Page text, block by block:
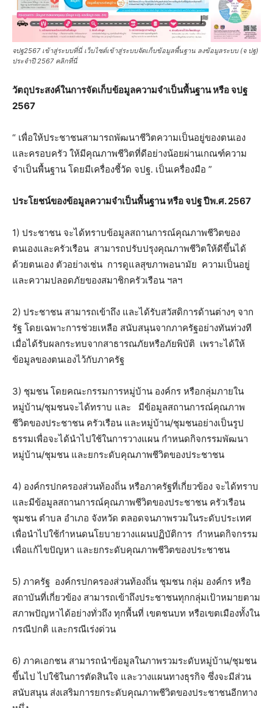
จปฐ2567 เข้าสู่ระบบที่นี่ เว็บไซต์เข้าสู่ระบบจัดเก็บข้อมูลพื้นฐาน ลงข้อมูลระบบ (จ ปฐ)
ประจำปี 2567 คลิกที่นี่
วัตถุประสงค์ในการจัดเก็บข้อมูลความจำเป็นพื้นฐาน หรือ จปฐ
2567
“ เพื่อให้ประชาชนสามารถพัฒนาชีวิตความเป็นอยู่ของตนเอง
และครอบครัว ให้มีคุณภาพชีวิตที่ดีอย่างน้อยผ่านเกณฑ์ความ
จำเป็นพื้นฐาน โดยมีเครื่องชี้วัด จปฐ. เป็นเครื่องมือ ”
ประโยชน์ของข้อมูลความจำเป็นพื้นฐาน หรือ จปฐ ปีพ.ศ. 2567
1) ประชาชน จะได้ทราบข้อมูลสถานการณ์คุณภาพชีวิตของ
ตนเองและครัวเรือน สามารถปรับปรุงคุณภาพชีวิตให้ดีขึ้นได้
ด้วยตนเอง ตัวอย่างเช่น การดูแลสุขภาพอนามัย ความเป็นอยู่
และความปลอดภัยของสมาชิกครัวเรือน ฯลฯ
2) ประชาชน สามารถเข้าถึง และได้รับสวัสดิการด้านต่างๆ จาก
รัฐ โดยเฉพาะการช่วยเหลือ สนับสนุนจากภาครัฐอย่างทันท่วงที
เมื่อได้รับผลกระทบจากสาธารณภัยหรือภัยพิบัติ เพราะได้ให้
ข้อมูลของตนเองไว้กับภาครัฐ
3) ชุมชน โดยคณะกรรมการหมู่บ้าน องค์กร หรือกลุ่มภายใน
หมู่บ้าน/ชุมชนจะได้ทราบ และ มีข้อมูลสถานการณ์คุณภาพ
ชีวิตของประชาชน ครัวเรือน และหมู่บ้าน/ชุมชนอย่างเป็นรูป
ธรรมเพื่อจะได้นำไปใช้ในการวางแผน กำหนดกิจกรรมพัฒนา
หมู่บ้าน/ชุมชน และยกระดับคุณภาพชีวิตของประชาชน
4) องค์กรปกครองส่วนท้องถิ่น หรือภาครัฐที่เกี่ยวข้อง จะได้ทราบ
และมีข้อมูลสถานการณ์คุณภาพชีวิตของประชาชน ครัวเรือน
ชุมชน ตำบล อำเภอ จังหวัด ตลอดจนภาพรวมในระดับประเทศ
เพื่อนำไปใช้กำหนดนโยบายวางแผนปฏิบัติการ กำหนดกิจกรรม
เพื่อแก้ไขปัญหา และยกระดับคุณภาพชีวิตของประชาชน
5) ภาครัฐ องค์กรปกครองส่วนท้องถิ่น ชุมชน กลุ่ม องค์กร หรือ
สถาบันที่เกี่ยวข้อง สามารถเข้าถึงประชาชนทุกกลุ่มเป้าหมายตาม
สภาพปัญหาได้อย่างทั่วถึง ทุกพื้นที่ เขตชนบท หรือเขตเมืองทั้งใน
กรณีปกติ และกรณีเร่งด่วน
6) ภาคเอกชน สามารถนำข้อมูลในภาพรวมระดับหมู่บ้าน/ชุมชน
ขึ้นไป ไปใช้ในการตัดสินใจ และวางแผนทางธุรกิจ ซึ่งจะมีส่วน
สนับสนุน ส่งเสริมการยกระดับคุณภาพชีวิตของประชาชนอีกทาง